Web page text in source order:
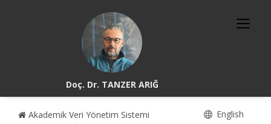
Doç. Dr. TANZER ARIĞ
Akademik Veri Yönetim Sistemi English